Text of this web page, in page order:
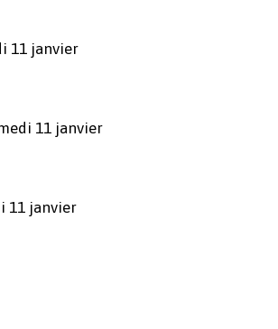
11 janvier
11 janvier
11 janvier